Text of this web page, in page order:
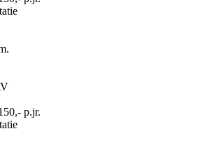
p.jr.